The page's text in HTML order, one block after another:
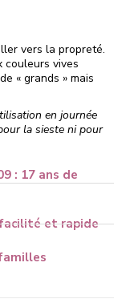
vers la propreté.
couleurs vives
« grands » mais
en journée
la sieste ni pour
: 17 ans de
et rapide